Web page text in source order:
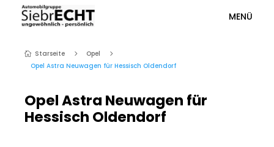
MENÜ
 Starseite 5 Opel
5
Opel Astra Neuwagen für Hessisch Oldendorf
Opel Astra Neuwagen für
Hessisch Oldendorf